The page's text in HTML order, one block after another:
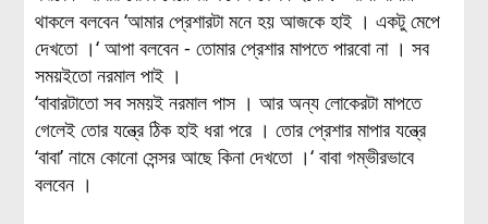
থাকলে বলবেন ‘আমার প্রেশারটা মনে হয় আজকে হাই । একটু মেপে
দেখতো ।‘ আপা বলবেন - তোমার প্রেশার মাপতে পারবো না । সব
সময়ইতো নরমাল পাই ।
‘বাবারটাতো সব সময়ই নরমাল পাস । আর অন্য লোকেরটা মাপতে
গেলেই তোর যন্ত্রে ঠিক হাই ধরা পরে । তোর প্রেশার মাপার যন্ত্রে
‘বাবা’ নামে কোনো সেন্সর আছে কিনা দেখতো ।‘ বাবা গম্ভীরভাবে
বলবেন ।